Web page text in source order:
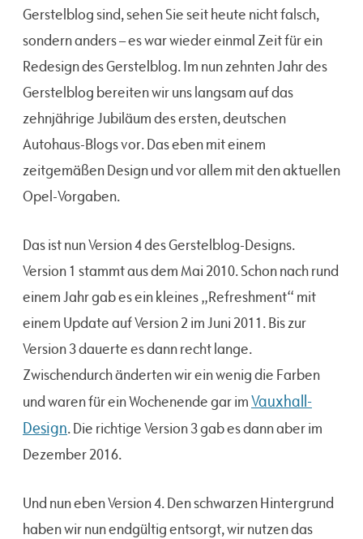
Gerstelblog sind, sehen Sie seit heute nicht falsch,
sondern anders – es war wieder einmal Zeit für ein
Redesign des Gerstelblog. Im nun zehnten Jahr des
Gerstelblog bereiten wir uns langsam auf das
zehnjährige Jubiläum des ersten, deutschen
Autohaus-Blogs vor. Das eben mit einem
zeitgemäßen Design und vor allem mit den aktuellen
Opel-Vorgaben.
Das ist nun Version 4 des Gerstelblog-Designs.
Version 1 stammt aus dem Mai 2010. Schon nach rund
einem Jahr gab es ein kleines „Refreshment“ mit
einem Update auf Version 2 im Juni 2011. Bis zur
Version 3 dauerte es dann recht lange.
Zwischendurch änderten wir ein wenig die Farben
und waren für ein Wochenende gar imVauxhall-
Design. Die richtige Version 3 gab es dann aber im
Dezember 2016.
Und nun eben Version 4. Den schwarzen Hintergrund
haben wir nun endgültig entsorgt, wir nutzen das